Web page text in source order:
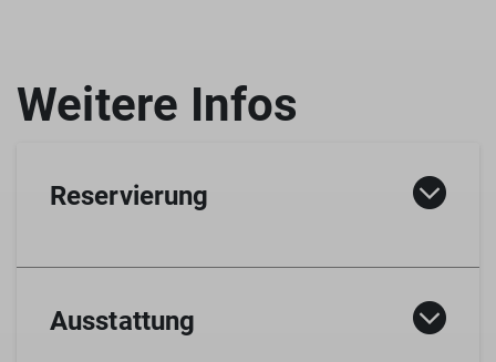
Reservierung
Ausstattung